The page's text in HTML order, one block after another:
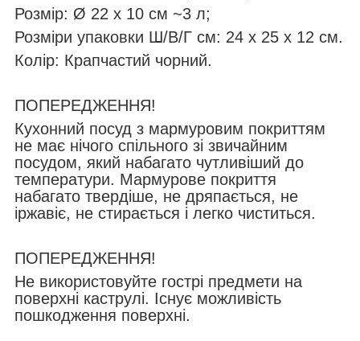
Розмір: Ø 22 х 10 см ~3 л;
Розміри упаковки Ш/В/Г см: 24 х 25 х 12 см.
Колір: Крапчастий чорний.
ПОПЕРЕДЖЕННЯ!
Кухонний посуд з мармуровим покриттям
не має нічого спільного зі звичайним
посудом, який набагато чутливіший до
температури. Мармурове покриття
набагато твердіше, не дряпається, не
іржавіє, не стирається і легко чиститься.
ПОПЕРЕДЖЕННЯ!
Не використовуйте гострі предмети на
поверхні каструлі. Існує можливість
пошкодження поверхні.